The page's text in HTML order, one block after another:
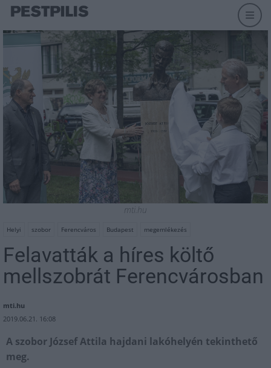
mti.hu
Helyi szobor Ferencváros Budapest megemlékezés
Felavatták a híres költő
mellszobrát Ferencvárosban
mti.hu
2019.06.21. 16:08
A szobor József Attila hajdani lakóhelyén tekinthető
meg.